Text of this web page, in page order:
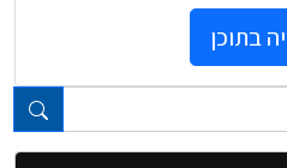
בתוכן